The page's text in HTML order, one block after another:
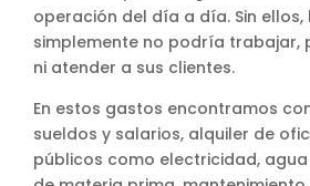
operación del día a día. Sin ellos,
simplemente no podría trabajar,
ni atender a sus clientes.
En estos gastos encontramos
sueldos y salarios, alquiler de
públicos como electricidad,